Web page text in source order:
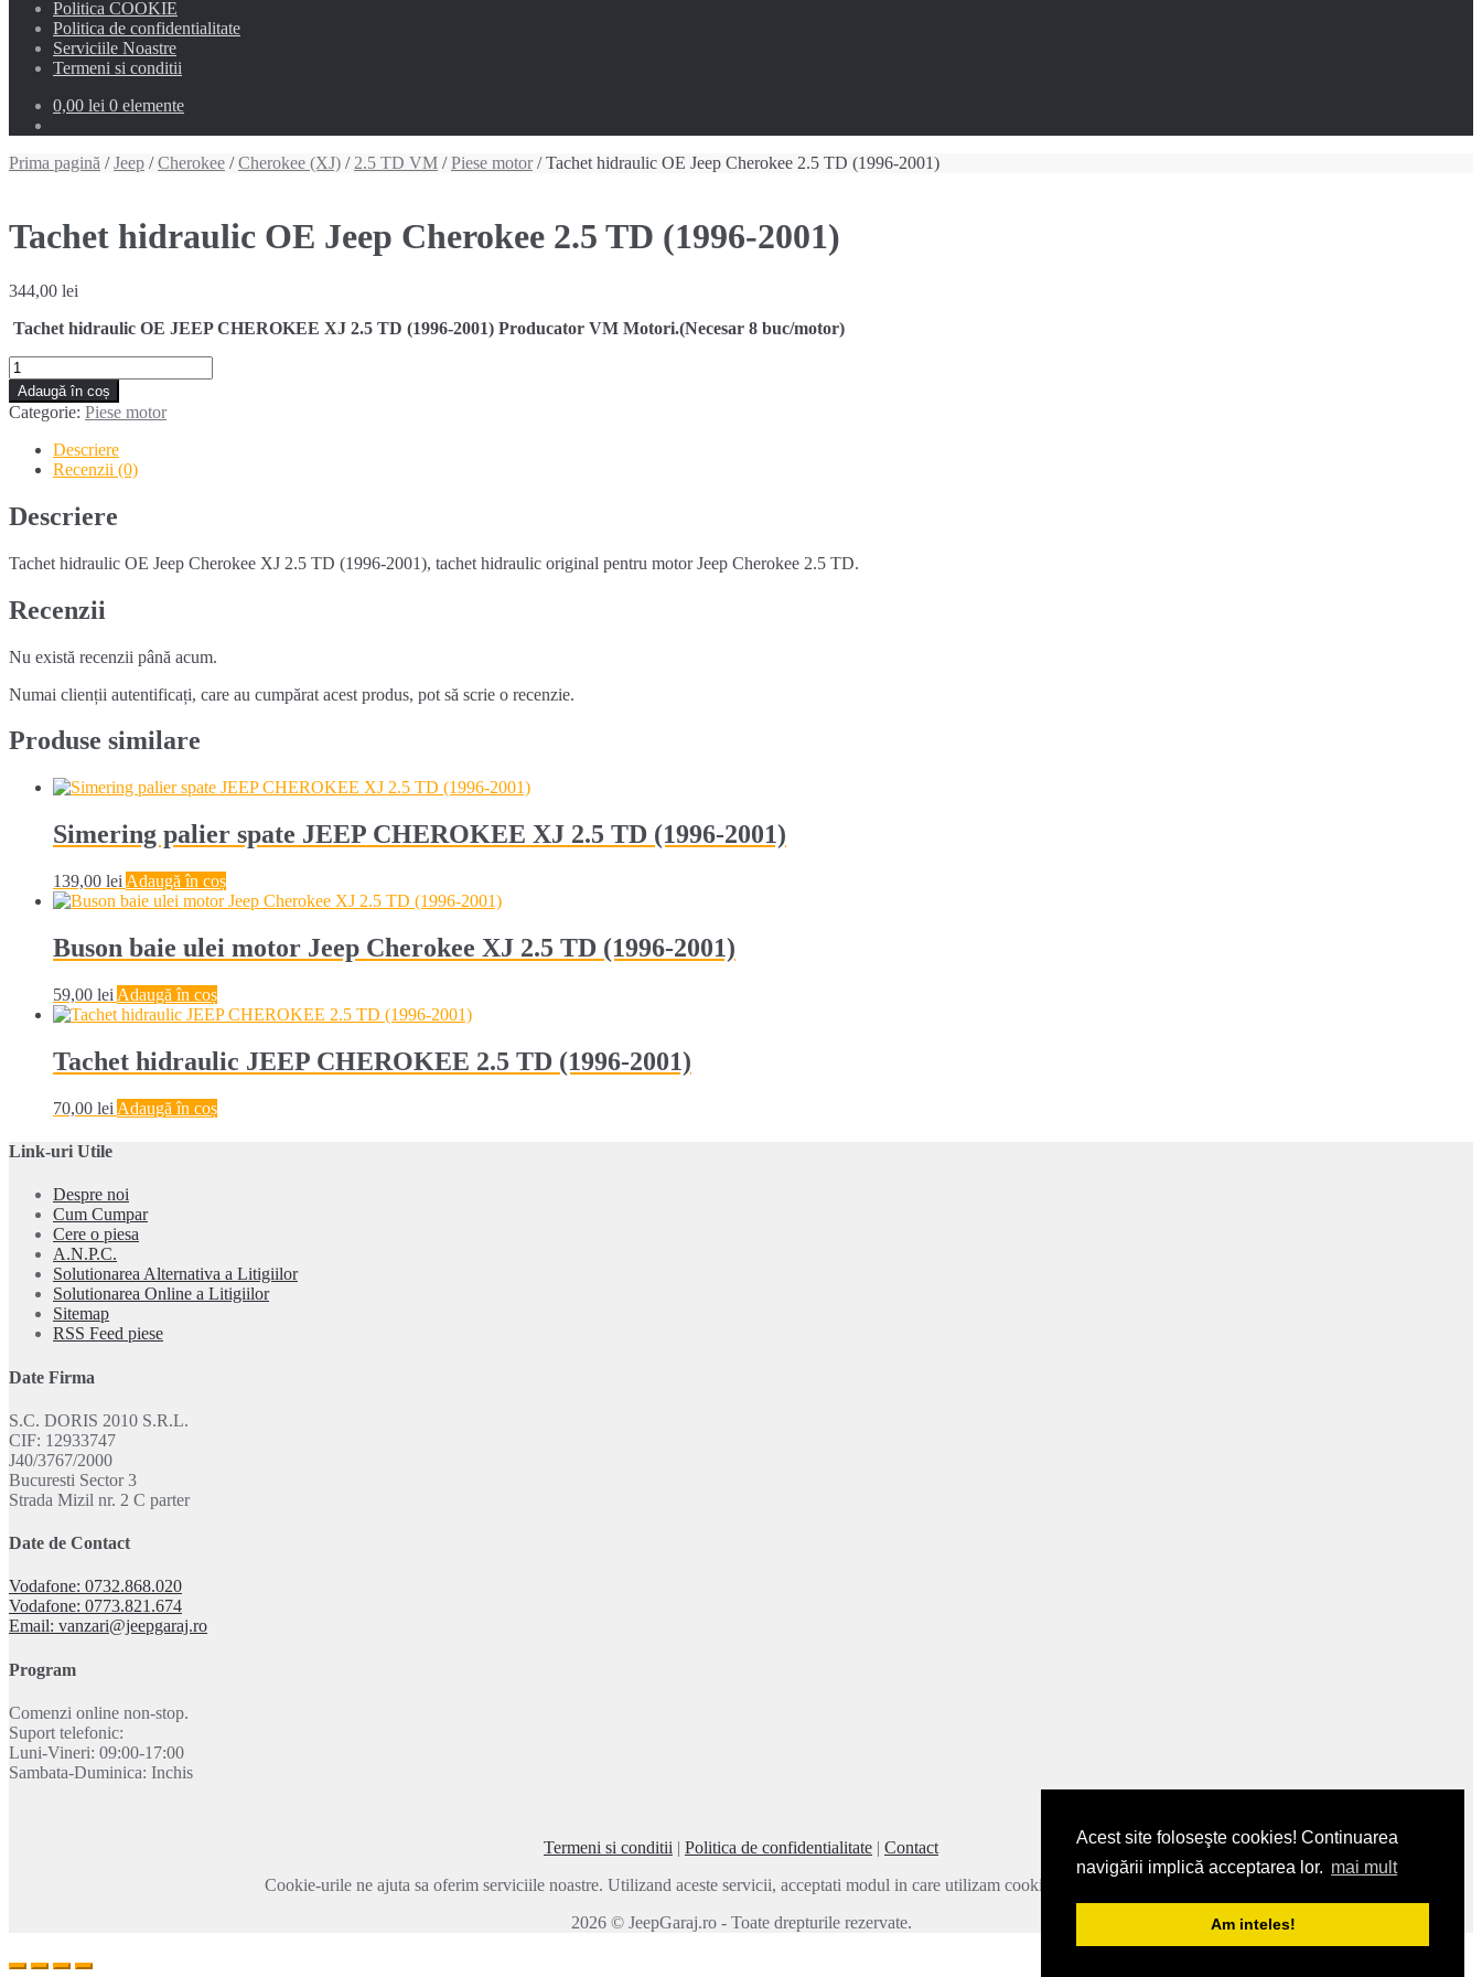
Acest site foloseşte cookies! Continuarea
navigării implică acceptarea lor. mai mult
Am inteles!
Politica COOKIE
Politica de confidentialitate
Serviciile Noastre
Termeni si conditii
0,00 lei 0 elemente
Prima pagină /Jeep /Cherokee /Cherokee (XJ) / 2.5 TD VM /Piese motor/ Tachet hidraulic OE Jeep Cherokee 2.5 TD (1996-2001)
Tachet hidraulic OE Jeep Cherokee 2.5 TD (1996-2001)
344,00 lei
Tachet hidraulic OE JEEP CHEROKEE XJ 2.5 TD (1996-2001) Producator VM Motori.(Necesar 8 buc/motor)
Cantitate
Tachet
hidraulic
OE
Jeep
Cherokee
TD
(1996-
Adaugă în coș
Categorie: Piese motor
Descriere
Recenzii (0)
Descriere
Tachet hidraulic OE Jeep Cherokee XJ 2.5 TD (1996-2001), tachet hidraulic original pentru motor Jeep Cherokee 2.5 TD.
Recenzii
Nu există recenzii până acum.
Numai clienții autentificați, care au cumpărat acest produs, pot să scrie o recenzie.
Produse similare
Simering palier spate JEEP CHEROKEE XJ 2.5 TD (1996-2001)
139,00 lei Adaugă în coș
Buson baie ulei motor Jeep Cherokee XJ 2.5 TD (1996-2001)
59,00 lei Adaugă în coș
Tachet hidraulic JEEP CHEROKEE 2.5 TD (1996-2001)
70,00 lei Adaugă în coș
Link-uri Utile
Despre noi
Cum Cumpar
Cere o piesa
A.N.P.C.
Solutionarea Alternativa a Litigiilor
Solutionarea Online a Litigiilor
Sitemap
RSS Feed piese
Date Firma
S.C. DORIS 2010 S.R.L.
CIF: 12933747
J40/3767/2000
Bucuresti Sector 3
Strada Mizil nr. 2 C parter
Date de Contact
Vodafone: 0732.868.020
Vodafone: 0773.821.674
Email: vanzari@jeepgaraj.ro
Program
Comenzi online non-stop.
Suport telefonic:
Luni-Vineri: 09:00-17:00
Sambata-Duminica: Inchis
Termeni si conditii | Politica de confidentialitate | Contact
Cookie-urile ne ajuta sa oferim serviciile noastre. Utilizand aceste servicii, acceptati modul in care utilizam cookie-urile.
2026 © JeepGaraj.ro - Toate drepturile rezervate.